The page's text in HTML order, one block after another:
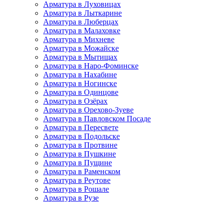
Арматура в Луховицах
Арматура в Лыткарине
Арматура в Люберцах
Арматура в Малаховке
Арматура в Михневе
Арматура в Можайске
Арматура в Мытищах
Арматура в Наро-Фоминске
Арматура в Нахабине
Арматура в Ногинске
Арматура в Одинцове
Арматура в Озёрах
Арматура в Орехово-Зуеве
Арматура в Павловском Посаде
Арматура в Пересвете
Арматура в Подольске
Арматура в Протвине
Арматура в Пушкине
Арматура в Пущине
Арматура в Раменском
Арматура в Реутове
Арматура в Рошале
Арматура в Рузе